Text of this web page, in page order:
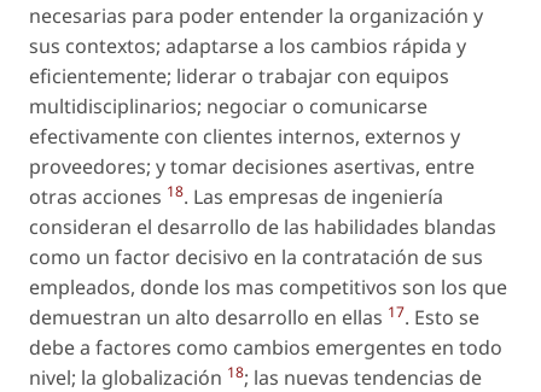
necesarias para poder entender la organización y
sus contextos; adaptarse a los cambios rápida y
eficientemente; liderar o trabajar con equipos
multidisciplinarios; negociar o comunicarse
efectivamente con clientes internos, externos y
proveedores; y tomar decisiones asertivas, entre
otras acciones 18. Las empresas de ingeniería
consideran el desarrollo de las habilidades blandas
como un factor decisivo en la contratación de sus
empleados, donde los mas competitivos son los que
demuestran un alto desarrollo en ellas 17. Esto se
debe a factores como cambios emergentes en todo
nivel; la globalización 18; las nuevas tendencias de